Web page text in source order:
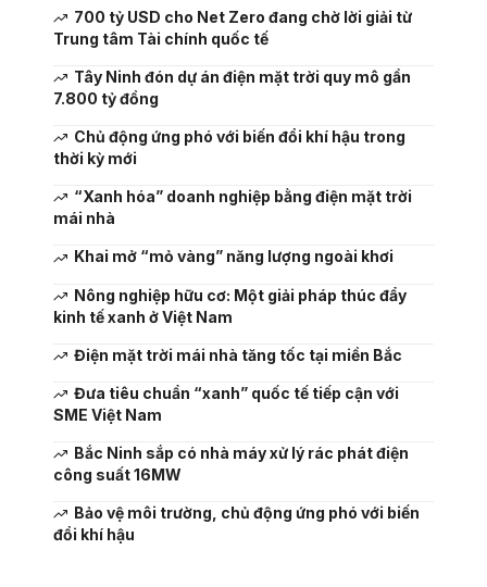
700 tỷ USD cho Net Zero đang chờ lời giải từ
Trung tâm Tài chính quốc tế
Tây Ninh đón dự án điện mặt trời quy mô gần
7.800 tỷ đồng
Chủ động ứng phó với biến đổi khí hậu trong
thời kỳ mới
“Xanh hóa” doanh nghiệp bằng điện mặt trời
mái nhà
Khai mở “mỏ vàng” năng lượng ngoài khơi
Nông nghiệp hữu cơ: Một giải pháp thúc đẩy
kinh tế xanh ở Việt Nam
Điện mặt trời mái nhà tăng tốc tại miền Bắc
Đưa tiêu chuẩn “xanh” quốc tế tiếp cận với
SME Việt Nam
Bắc Ninh sắp có nhà máy xử lý rác phát điện
công suất 16MW
Bảo vệ môi trường, chủ động ứng phó với biến
đổi khí hậu